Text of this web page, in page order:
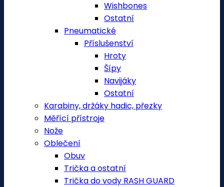
Wishbones
Ostatní
Pneumatické
Příslušenství
Hroty
Šípy
Navijáky
Ostatní
Karabiny, držáky hadic, přezky
Měřící přístroje
Nože
Oblečení
Obuv
Trička a ostatní
Trička do vody RASH GUARD